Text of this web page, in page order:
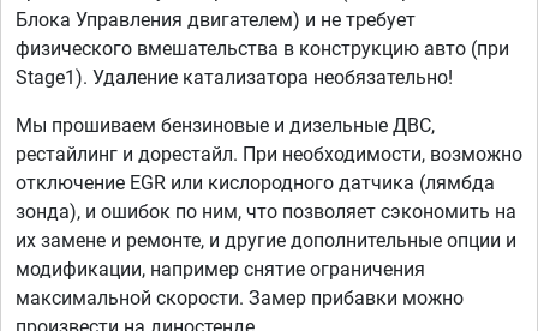
Блока Управления двигателем) и не требует
физического вмешательства в конструкцию авто (при
Stage1). Удаление катализатора необязательно!
Мы прошиваем бензиновые и дизельные ДВС,
рестайлинг и дорестайл. При необходимости, возможно
отключение EGR или кислородного датчика (лямбда
зонда), и ошибок по ним, что позволяет сэкономить на
их замене и ремонте, и другие дополнительные опции и
модификации, например снятие ограничения
максимальной скорости. Замер прибавки можно